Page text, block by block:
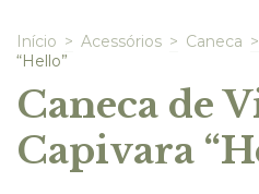
Início > Acessórios > Caneca >
“Hello”
Caneca de
Capivara